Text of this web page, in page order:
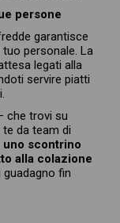
persone
garantisce
personale. La
legati alla
servire piatti
che trovi su
da team di
scontrino
alla colazione
fin